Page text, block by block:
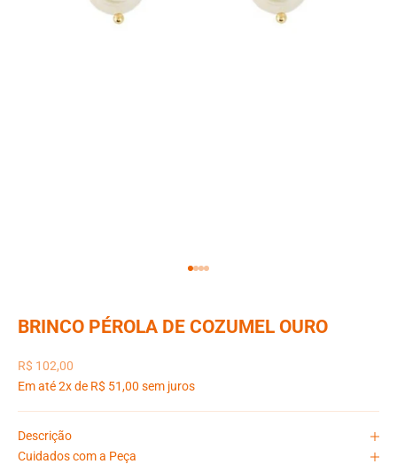
Ir para item 1
Ir para item 2
Ir para item 3
Ir para item 4
BRINCO PÉROLA DE COZUMEL OURO
Preço promocional
R$ 102,00
Em até 2x de R$ 51,00 sem juros
Descrição
Cuidados com a Peça